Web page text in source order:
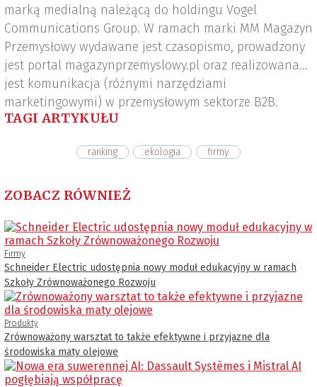
marką medialną należącą do holdingu Vogel
Communications Group. W ramach marki MM Magazyn
Przemysłowy wydawane jest czasopismo, prowadzony
jest portal magazynprzemyslowy.pl oraz realizowana
jest komunikacja (różnymi narzędziami
marketingowymi) w przemysłowym sektorze B2B.
TAGI ARTYKUŁU
ranking ekologia firmy
ZOBACZ RÓWNIEŻ
Firmy
Schneider Electric udostępnia nowy moduł edukacyjny w ramach
Szkoły Zrównoważonego Rozwoju
Produkty
Zrównoważony warsztat to także efektywne i przyjazne dla
środowiska maty olejowe